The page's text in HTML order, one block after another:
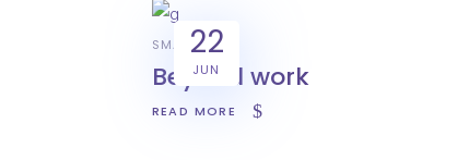
22
JUN
SMART
Beyond work
READ MORE